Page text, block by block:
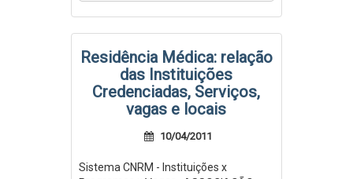
Residência Médica: relação
das Instituições
Credenciadas, Serviços,
vagas e locais
10/04/2011
Sistema CNRM - Instituições x